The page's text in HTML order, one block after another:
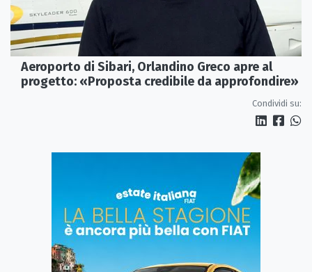
Aeroporto di Sibari, Orlandino Greco apre al
progetto: «Proposta credibile da approfondire»
Condividi su: